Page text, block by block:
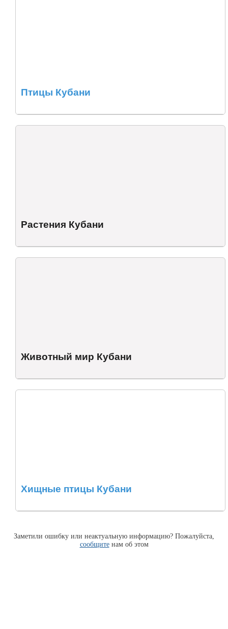
Птицы Кубани
Растения Кубани
Животный мир Кубани
Хищные птицы Кубани
Заметили ошибку или неактуальную информацию? Пожалуйста,
сообщитенам об этом